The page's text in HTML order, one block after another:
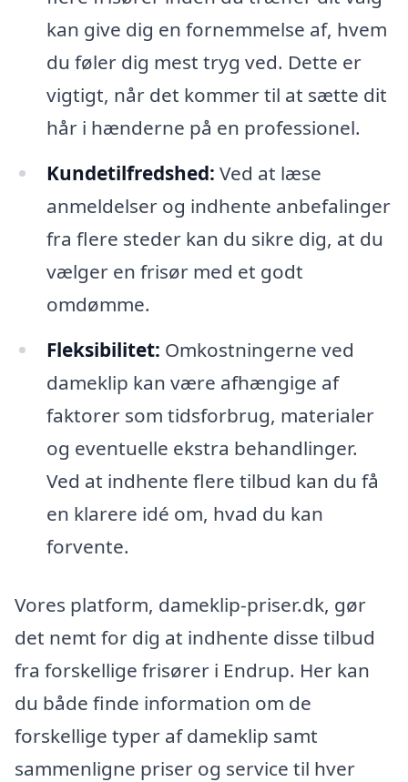
kan give dig en fornemmelse af, hvem
du føler dig mest tryg ved. Dette er
vigtigt, når det kommer til at sætte dit
hår i hænderne på en professionel.
Kundetilfredshed: Ved at læse
anmeldelser og indhente anbefalinger
fra flere steder kan du sikre dig, at du
vælger en frisør med et godt
omdømme.
Fleksibilitet: Omkostningerne ved
dameklip kan være afhængige af
faktorer som tidsforbrug, materialer
og eventuelle ekstra behandlinger.
Ved at indhente flere tilbud kan du få
en klarere idé om, hvad du kan
forvente.
Vores platform, dameklip-priser.dk, gør
det nemt for dig at indhente disse tilbud
fra forskellige frisører i Endrup. Her kan
du både finde information om de
forskellige typer af dameklip samt
sammenligne priser og service til hver